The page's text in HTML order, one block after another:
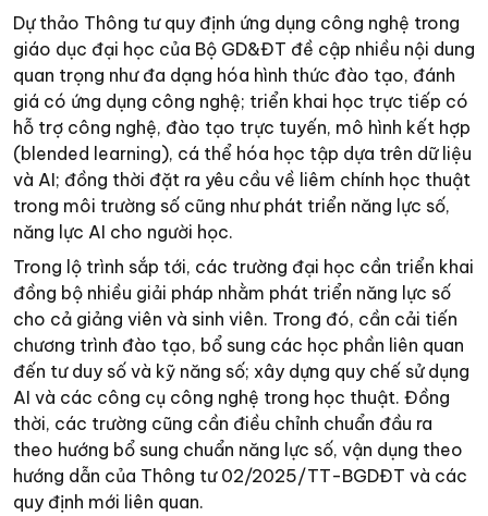
Dự thảo Thông tư quy định ứng dụng công nghệ trong
giáo dục đại học của Bộ GD&ĐT đề cập nhiều nội dung
quan trọng như đa dạng hóa hình thức đào tạo, đánh
giá có ứng dụng công nghệ; triển khai học trực tiếp có
hỗ trợ công nghệ, đào tạo trực tuyến, mô hình kết hợp
(blended learning), cá thể hóa học tập dựa trên dữ liệu
và AI; đồng thời đặt ra yêu cầu về liêm chính học thuật
trong môi trường số cũng như phát triển năng lực số,
năng lực AI cho người học.
Trong lộ trình sắp tới, các trường đại học cần triển khai
đồng bộ nhiều giải pháp nhằm phát triển năng lực số
cho cả giảng viên và sinh viên. Trong đó, cần cải tiến
chương trình đào tạo, bổ sung các học phần liên quan
đến tư duy số và kỹ năng số; xây dựng quy chế sử dụng
AI và các công cụ công nghệ trong học thuật. Đồng
thời, các trường cũng cần điều chỉnh chuẩn đầu ra
theo hướng bổ sung chuẩn năng lực số, vận dụng theo
hướng dẫn của Thông tư 02/2025/TT-BGDĐT và các
quy định mới liên quan.